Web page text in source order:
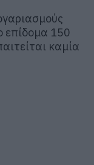
επίδομα 150
καμία